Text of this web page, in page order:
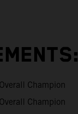
Champion
Champion